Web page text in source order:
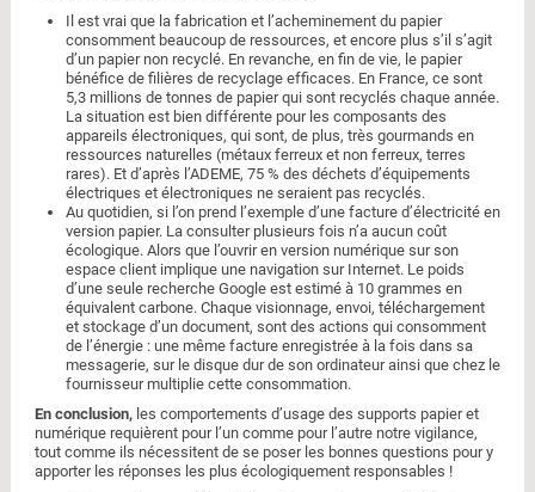
Il est vrai que la fabrication et l’acheminement du papier
consomment beaucoup de ressources, et encore plus s’il s’agit
d’un papier non recyclé. En revanche, en fin de vie, le papier
bénéfice de filières de recyclage efficaces. En France, ce sont
5,3 millions de tonnes de papier qui sont recyclés chaque année.
La situation est bien différente pour les composants des
appareils électroniques, qui sont, de plus, très gourmands en
ressources naturelles (métaux ferreux et non ferreux, terres
rares). Et d’après l’ADEME, 75 % des déchets d’équipements
électriques et électroniques ne seraient pas recyclés.
Au quotidien, si l’on prend l’exemple d’une facture d’électricité en
version papier. La consulter plusieurs fois n’a aucun coût
écologique. Alors que l’ouvrir en version numérique sur son
espace client implique une navigation sur Internet. Le poids
d’une seule recherche Google est estimé à 10 grammes en
équivalent carbone. Chaque visionnage, envoi, téléchargement
et stockage d’un document, sont des actions qui consomment
de l’énergie : une même facture enregistrée à la fois dans sa
messagerie, sur le disque dur de son ordinateur ainsi que chez le
fournisseur multiplie cette consommation.
En conclusion,les comportements d’usage des supports papier et
numérique requièrent pour l’un comme pour l’autre notre vigilance,
tout comme ils nécessitent de se poser les bonnes questions pour y
apporter les réponses les plus écologiquement responsables !